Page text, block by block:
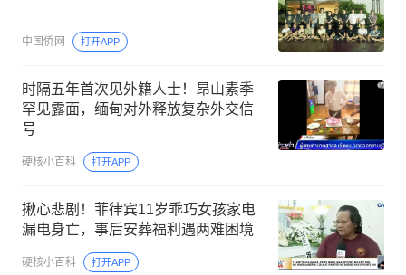
中国侨网 打开APP
时隔五年首次见外籍人士！昂山素季
罕见露面，缅甸对外释放复杂外交信
号
硬核小百科 打开APP
揪心悲剧！菲律宾11岁乖巧女孩家电
漏电身亡，事后安葬福利遇两难困境
硬核小百科 打开APP